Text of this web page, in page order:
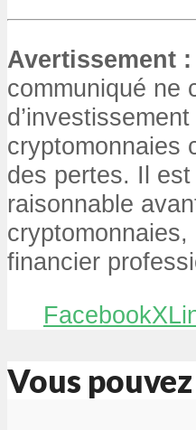
Avertissement :
communiqué ne
cryptomonnaies
des pertes. Il
raisonnable
financier
FacebookX
Vous